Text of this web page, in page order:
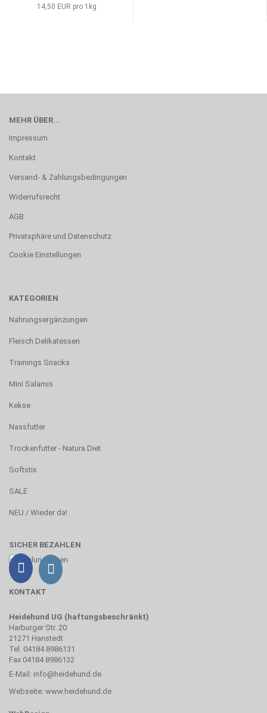
14,50 EUR pro 1kg
MEHR ÜBER...
Impressum
Kontakt
Versand- & Zahlungsbedingungen
Widerrufsrecht
AGB
Privatsphäre und Datenschutz
Cookie Einstellungen
KATEGORIEN
Nahrungsergänzungen
Fleisch Delikatessen
Trainings Snacks
Mini Salamis
Kekse
Nassfutter
Trockenfutter - Natura Diet
Softstix
SALE
NEU / Wieder da!
SICHER BEZAHLEN
KONTAKT
Heidehund UG (haftungsbeschränkt)
Harburger Str. 20
21271 Hanstedt
Tel. 04184 8986131
Fax 04184 8986132
E-Mail: info@heidehund.de
Webseite: www.heidehund.de